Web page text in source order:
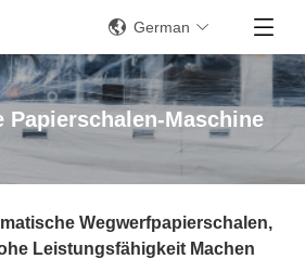
German
Papierschalen-Maschine
Wegwerfpapierschalen,
Leistungsfähigkeit Machen